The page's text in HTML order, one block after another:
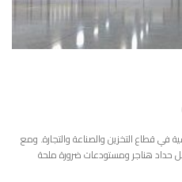
في قطاع التخزين والصناعة والتجارة. ومع
حداد هناجر ومستودعات ضرورة ملحة